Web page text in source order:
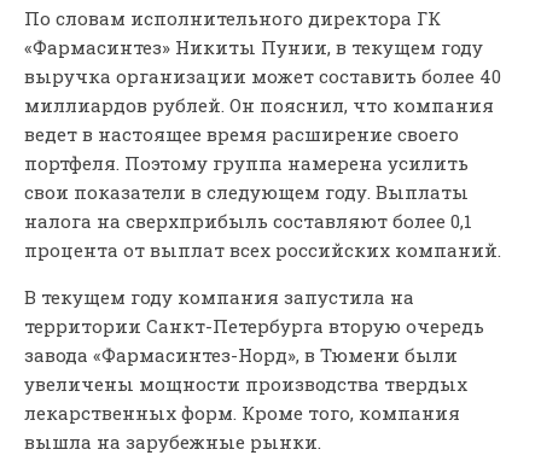
По словам исполнительного директора ГК
«Фармасинтез» Никиты Пунии, в текущем году
выручка организации может составить более 40
миллиардов рублей. Он пояснил, что компания
ведет в настоящее время расширение своего
портфеля. Поэтому группа намерена усилить
свои показатели в следующем году. Выплаты
налога на сверхприбыль составляют более 0,1
процента от выплат всех российских компаний.
В текущем году компания запустила на
территории Санкт-Петербурга вторую очередь
завода «Фармасинтез-Норд», в Тюмени были
увеличены мощности производства твердых
лекарственных форм. Кроме того, компания
вышла на зарубежные рынки.